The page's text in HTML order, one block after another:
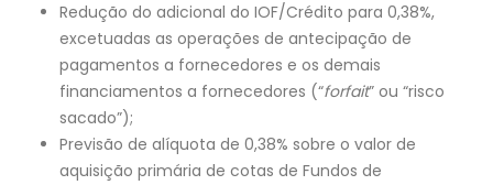
Redução do adicional do IOF/Crédito para 0,38%,
excetuadas as operações de antecipação de
pagamentos a fornecedores e os demais
financiamentos a fornecedores (“forfait” ou “risco
sacado”);
Previsão de alíquota de 0,38% sobre o valor de
aquisição primária de cotas de Fundos de